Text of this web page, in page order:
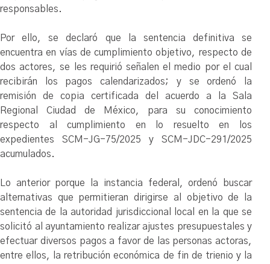
responsables.
Por ello, se declaró que la sentencia definitiva se
encuentra en vías de cumplimiento objetivo, respecto de
dos actores, se les requirió señalen el medio por el cual
recibirán los pagos calendarizados; y se ordenó la
remisión de copia certificada del acuerdo a la Sala
Regional Ciudad de México, para su conocimiento
respecto al cumplimiento en lo resuelto en los
expedientes SCM-JG-75/2025 y SCM-JDC-291/2025
acumulados.
Lo anterior porque la instancia federal, ordenó buscar
alternativas que permitieran dirigirse al objetivo de la
sentencia de la autoridad jurisdiccional local en la que se
solicitó al ayuntamiento realizar ajustes presupuestales y
efectuar diversos pagos a favor de las personas actoras,
entre ellos, la retribución económica de fin de trienio y la